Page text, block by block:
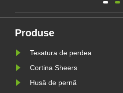
adunat la
realizate în
Produse
Tesatura de perdea
Cortina Sheers
Husă de pernă